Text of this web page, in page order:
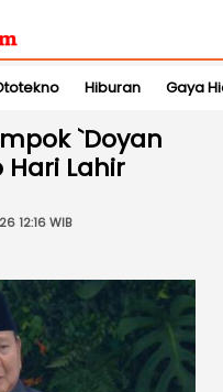
Hiburan Gaya
`Doyan
Hari Lahir
12:16 WIB